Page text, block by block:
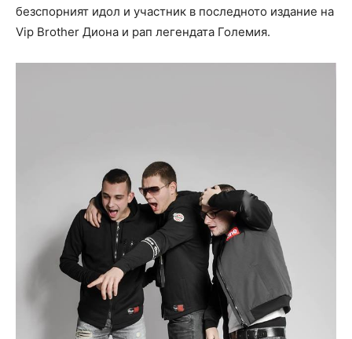
безспорният идол и участник в последното издание на
Vip Brother Диона и рап легендата Големия.